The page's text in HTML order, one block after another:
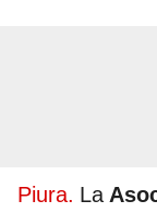
Piura. La